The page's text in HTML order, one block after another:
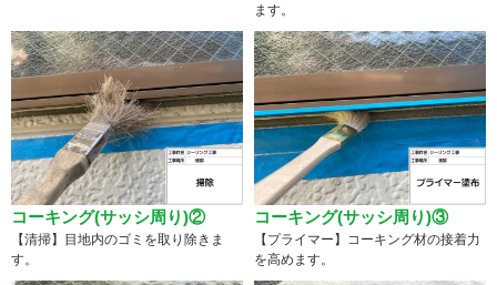
ます。
コーキング(サッシ周り)②
【清掃】目地内のゴミを取り除きま
す。
コーキング(サッシ周り)③
【プライマー】コーキング材の接着力
を高めます。